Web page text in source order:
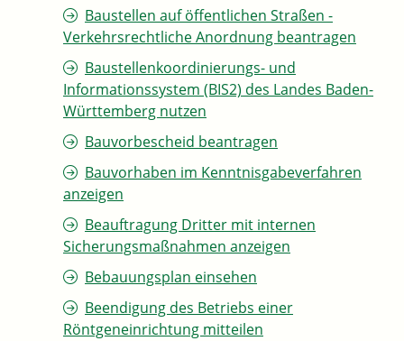
Baustellen auf öffentlichen Straßen -
Verkehrsrechtliche Anordnung beantragen
Baustellenkoordinierungs- und
Informationssystem (BIS2) des Landes Baden-
Württemberg nutzen
Bauvorbescheid beantragen
Bauvorhaben im Kenntnisgabeverfahren
anzeigen
Beauftragung Dritter mit internen
Sicherungsmaßnahmen anzeigen
Bebauungsplan einsehen
Beendigung des Betriebs einer
Röntgeneinrichtung mitteilen